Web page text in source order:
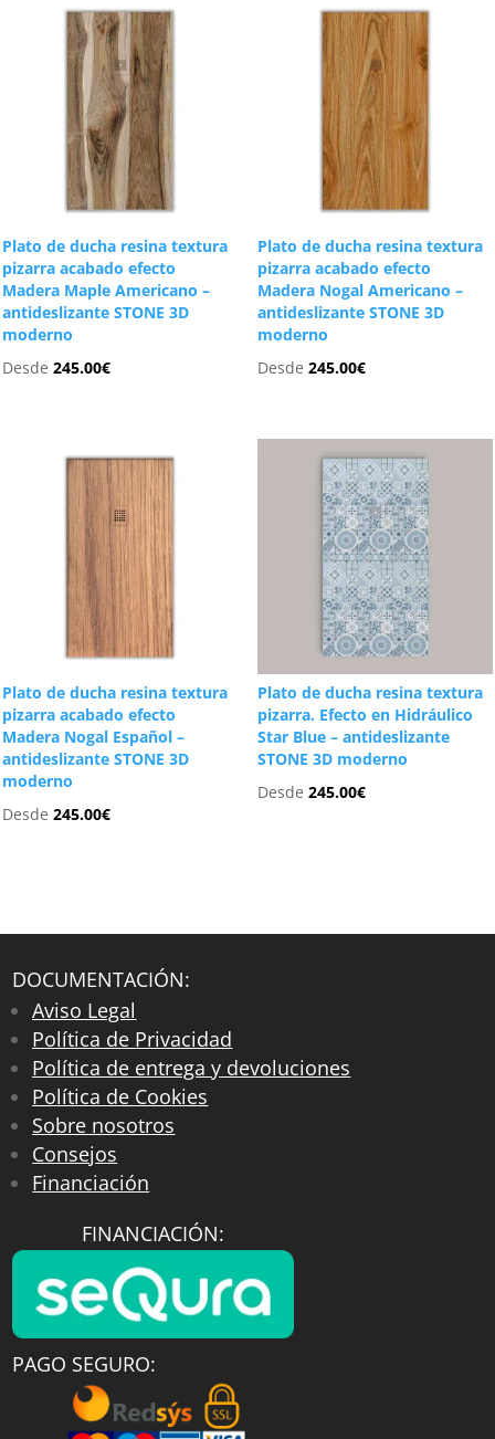
Plato de ducha resina textura
pizarra acabado efecto
Madera Maple Americano –
antideslizante STONE 3D
moderno
Desde245.00€
Plato de ducha resina textura
pizarra acabado efecto
Madera Nogal Americano –
antideslizante STONE 3D
moderno
Desde 245.00€
Plato de ducha resina textura
pizarra acabado efecto
Madera Nogal Español –
antideslizante STONE 3D
moderno
Desde245.00€
Plato de ducha resina textura
pizarra. Efecto en Hidráulico
Star Blue – antideslizante
STONE 3D moderno
Desde 245.00€
DOCUMENTACIÓN:
Aviso Legal
Política de Privacidad
Política de entrega y devoluciones
Política de Cookies
Sobre nosotros
Consejos
Financiación
FINANCIACIÓN:
PAGO SEGURO: